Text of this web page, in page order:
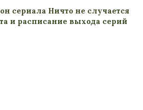
сериала Ничто не случается
и расписание выхода серий